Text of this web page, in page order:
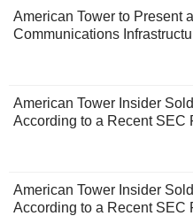
American Tower to Present
Communications
American Tower Insider
According to a Recent SEC
American Tower Insider
According to a Recent SEC